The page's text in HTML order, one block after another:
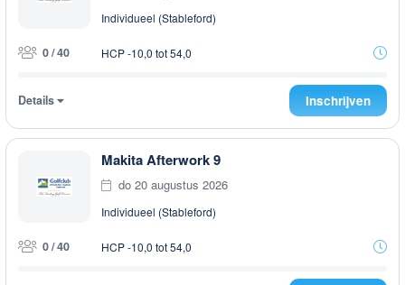
Individueel (Stableford)
0 / 40 HCP -10,0 tot 54,0
Details Inschrijven
Makita Afterwork 9
do 20 augustus 2026
Individueel (Stableford)
0 / 40 HCP -10,0 tot 54,0